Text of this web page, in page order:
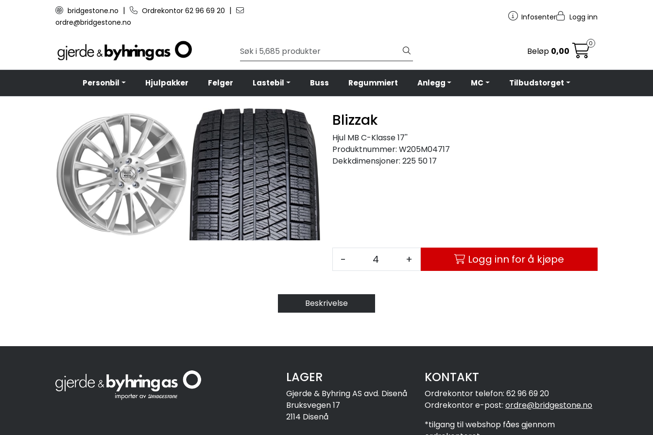
Skip to main contentbridgestone.no | Ordrekontor 62 96 69 20 |
ordre@bridgestone.no
Infosenter Logg inn
Beløp 0,00
0
Personbil Hjulpakker Felger Lastebil Buss Regummiert Anlegg MC Tilbudstorget
Blizzak
Hjul MB C-Klasse 17''
Produktnummer: W205M04717
Dekkdimensjoner: 225 50 17
- + Logg inn for å kjøpe
Beskrivelse
LAGER
Gjerde & Byhring AS avd. Disenå
Bruksvegen 17
2114 Disenå
KONTAKT
Ordrekontor telefon: 62 96 69 20
Ordrekontor e-post: ordre@bridgestone.no
*tilgang til webshop fåes gjennom